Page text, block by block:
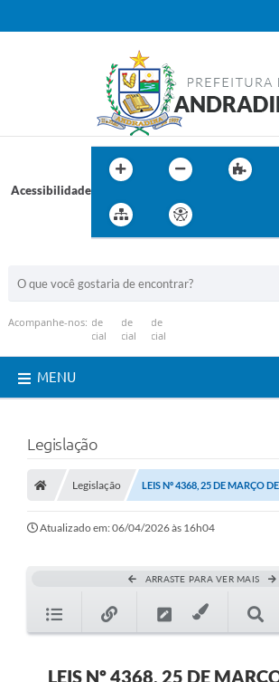
Acessibilidade
Acompanhe-nos:
MENU
Legislação
Legislação LEIS Nº 4368, 25 DE MARÇO
Atualizado em: 06/04/2026 às 16h04
ARRASTE PARA VER MAIS
LEIS Nº 4368, 25 DE